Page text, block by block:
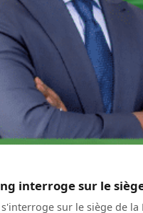
interroge sur le
s'interroge sur le siège de